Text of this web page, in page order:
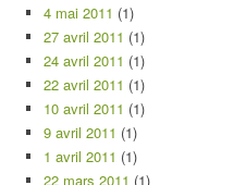
4 mai 2011 (1)
27 avril 2011 (1)
24 avril 2011 (1)
22 avril 2011 (1)
10 avril 2011 (1)
9 avril 2011 (1)
1 avril 2011 (1)
22 mars 2011 (1)